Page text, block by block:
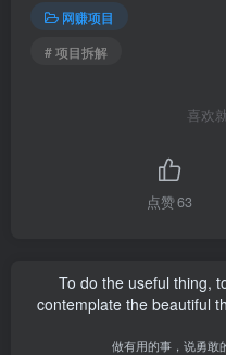
网赚项目
# 项目拆解
喜欢
点赞63
To do the useful thing,
contemplate the beautiful
做有用的事，说勇敢